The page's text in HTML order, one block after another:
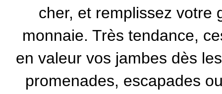
cher, et remplissez votre
monnaie. Très tendance,
en valeur vos jambes dès
promenades, escapades